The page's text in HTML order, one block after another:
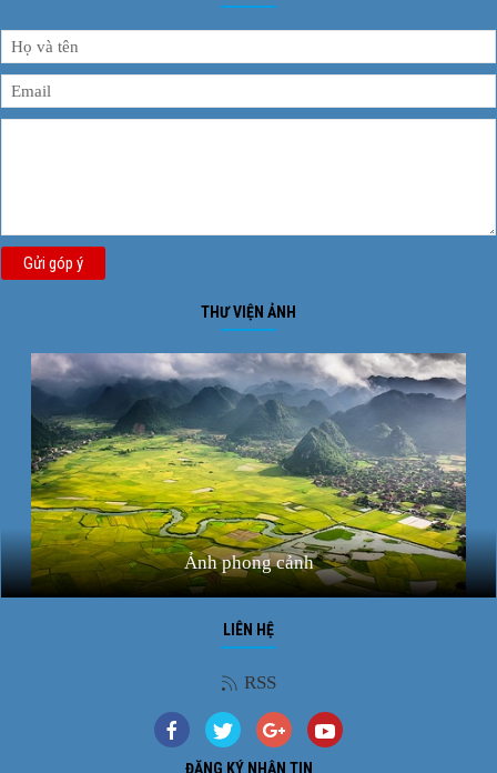
Gửi góp ý
THƯ VIỆN ẢNH
Ảnh phong cảnh
LIÊN HỆ
RSS
ĐĂNG KÝ NHẬN TIN